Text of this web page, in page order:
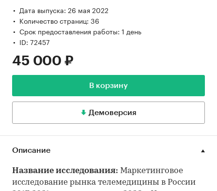
Дата выпуска: 26 мая 2022
Количество страниц: 36
Срок предоставления работы: 1 день
ID: 72457
45 000 ₽
В корзину
Демоверсия
Описание
Название исследования: Маркетинговое
исследование рынка телемедицины в России